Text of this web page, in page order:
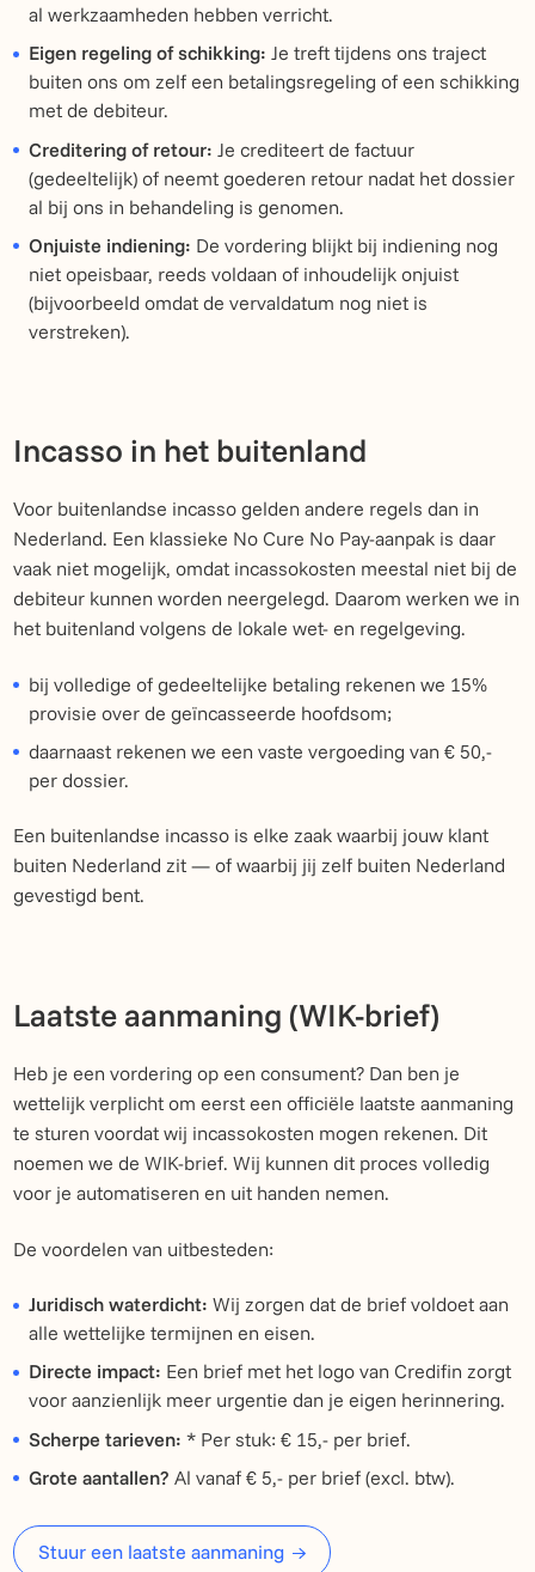
al werkzaamheden hebben verricht.
Eigen regeling of schikking: Je treft tijdens ons traject
buiten ons om zelf een betalingsregeling of een schikking
met de debiteur.
Creditering of retour: Je crediteert de factuur
(gedeeltelijk) of neemt goederen retour nadat het dossier
al bij ons in behandeling is genomen.
Onjuiste indiening: De vordering blijkt bij indiening nog
niet opeisbaar, reeds voldaan of inhoudelijk onjuist
(bijvoorbeeld omdat de vervaldatum nog niet is
verstreken).
Incasso in het buitenland
Voor buitenlandse incasso gelden andere regels dan in
Nederland. Een klassieke No Cure No Pay-aanpak is daar
vaak niet mogelijk, omdat incassokosten meestal niet bij de
debiteur kunnen worden neergelegd. Daarom werken we in
het buitenland volgens de lokale wet- en regelgeving.
bij volledige of gedeeltelijke betaling rekenen we 15%
provisie over de geïncasseerde hoofdsom;
daarnaast rekenen we een vaste vergoeding van € 50,-
per dossier.
Een buitenlandse incasso is elke zaak waarbij jouw klant
buiten Nederland zit — of waarbij jij zelf buiten Nederland
gevestigd bent.
Laatste aanmaning (WIK-brief)
Heb je een vordering op een consument? Dan ben je
wettelijk verplicht om eerst een officiële laatste aanmaning
te sturen voordat wij incassokosten mogen rekenen. Dit
noemen we de WIK-brief. Wij kunnen dit proces volledig
voor je automatiseren en uit handen nemen.
De voordelen van uitbesteden:
Juridisch waterdicht: Wij zorgen dat de brief voldoet aan
alle wettelijke termijnen en eisen.
Directe impact: Een brief met het logo van Credifin zorgt
voor aanzienlijk meer urgentie dan je eigen herinnering.
Scherpe tarieven: * Per stuk: € 15,- per brief.
Grote aantallen? Al vanaf € 5,- per brief (excl. btw).
Stuur een laatste aanmaning